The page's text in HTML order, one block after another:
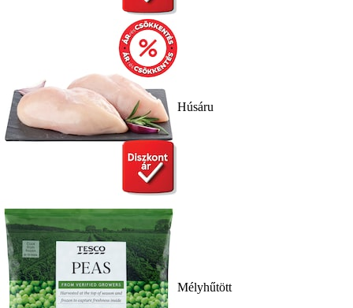
Húsáru
Mélyhűtött